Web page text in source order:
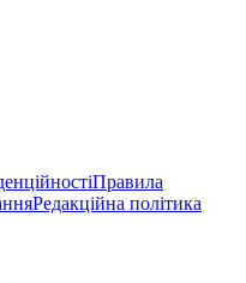
Правила
Редакційна політика